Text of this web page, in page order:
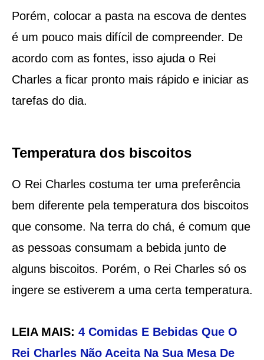
Porém, colocar a pasta na escova de dentes
é um pouco mais difícil de compreender. De
acordo com as fontes, isso ajuda o Rei
Charles a ficar pronto mais rápido e iniciar as
tarefas do dia.
Temperatura dos biscoitos
O Rei Charles costuma ter uma preferência
bem diferente pela temperatura dos biscoitos
que consome. Na terra do chá, é comum que
as pessoas consumam a bebida junto de
alguns biscoitos. Porém, o Rei Charles só os
ingere se estiverem a uma certa temperatura.
LEIA MAIS: 4 Comidas E Bebidas Que O
Rei Charles Não Aceita Na Sua Mesa De